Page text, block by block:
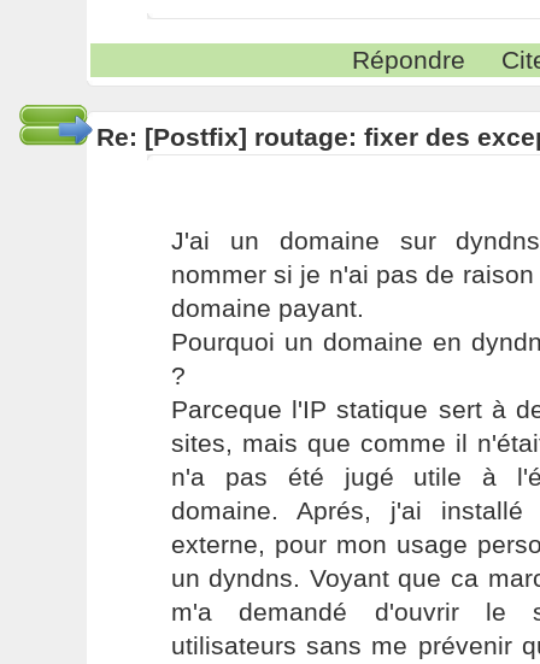
Répondre
Re: [Postfix] routage: fixer des
J'ai un domaine sur
nommer si je n'ai pas de
domaine payant.
Pourquoi un domaine en
?
Parceque l'IP statique sert à
sites, mais que comme il
n'a pas été jugé utile à
domaine. Aprés, j'ai
externe, pour mon usage
un dyndns. Voyant que ca
m'a demandé d'ouvrir le
utilisateurs sans me prévenir